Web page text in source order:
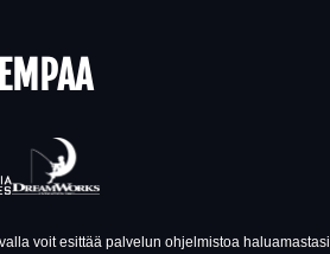
voit esittää palvelun ohjelmistoa haluamastasi